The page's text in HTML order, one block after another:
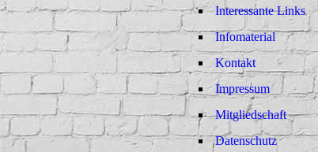
Interessante Links
Infomaterial
Kontakt
Impressum
Mitgliedschaft
Datenschutz